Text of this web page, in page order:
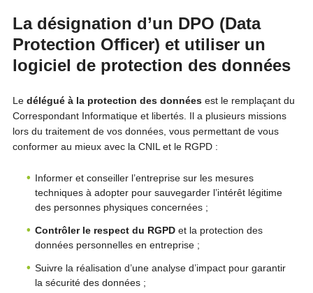
La désignation d’un DPO (Data
Protection Officer) et utiliser un
logiciel de protection des données
Le délégué à la protection des donnéesest le remplaçant du
Correspondant Informatique et libertés. Il a plusieurs missions
lors du traitement de vos données, vous permettant de vous
conformer au mieux avec la CNIL et le RGPD :
Informer et conseiller l’entreprise sur les mesures
techniques à adopter pour sauvegarder l’intérêt légitime
des personnes physiques concernées ;
Contrôler le respect du RGPDet la protection des
données personnelles en entreprise ;
Suivre la réalisation d’une analyse d’impact pour garantir
la sécurité des données ;